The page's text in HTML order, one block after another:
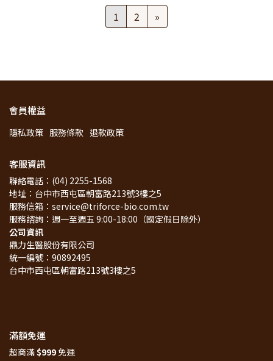
1 2 »
會員權益
隱私政策 服務條款 退款政策
客服資訊
聯絡電話：(04) 2255-1568
地址：台中市西屯區朝富路213號3樓之5
服務信箱：service@triforce-bio.com.tw
服務諮詢：週一至週五 9:00-18:00（國定假日除外）
公司資訊
鼎力生醫股份有限公司
統一編號：90892495
台中市西屯區朝富路213號3樓之5
滿額免運
超商滿 $999 免運